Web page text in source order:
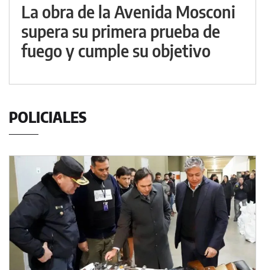
La obra de la Avenida Mosconi
supera su primera prueba de
fuego y cumple su objetivo
POLICIALES